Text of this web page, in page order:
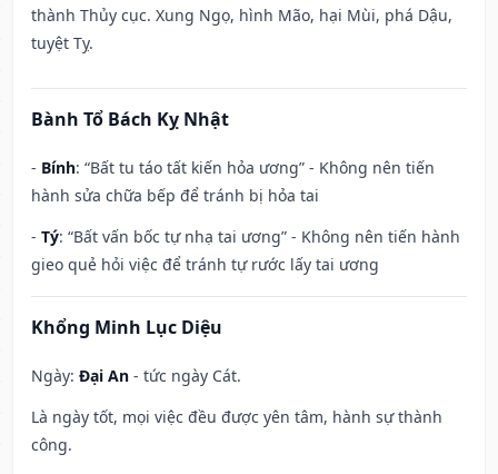
thành Thủy cục. Xung Ngọ, hình Mão, hại Mùi, phá Dậu,
tuyệt Tỵ.
Bành Tổ Bách Kỵ Nhật
- Bính: “Bất tu táo tất kiến hỏa ương” - Không nên tiến
hành sửa chữa bếp để tránh bị hỏa tai
- Tý: “Bất vấn bốc tự nhạ tai ương” - Không nên tiến hành
gieo quẻ hỏi việc để tránh tự rước lấy tai ương
Khổng Minh Lục Diệu
Ngày: Đại An - tức ngày Cát.
Là ngày tốt, mọi việc đều được yên tâm, hành sự thành
công.